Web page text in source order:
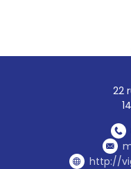
22
http://